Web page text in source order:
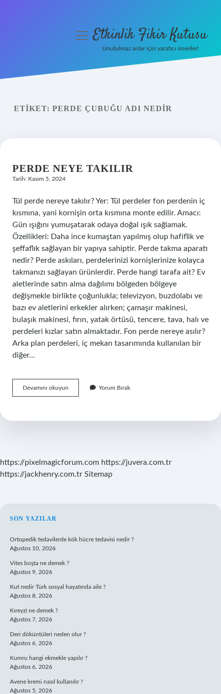
Yasal Uyarı
menüyüEtkinlik Fikir Kutusu
Unutulmaz anlar için yaratıcı öneriler!
ETIKET: PERDE ÇUBUĞU ADI NEDIR
PERDE NEYE TAKILIR
Tarih: Kasım 5, 2024
Tül perde nereye takılır? Yer: Tül perdeler fon perdenin iç
kısmına, yani kornişin orta kısmına monte edilir. Amacı:
Gün ışığını yumuşatarak odaya doğal ışık sağlamak.
Özellikleri: Daha ince kumaştan yapılmış olup hafiflik ve
şeffaflık sağlayan bir yapıya sahiptir. Perde takma aparatı
nedir? Perde askıları, perdelerinizi kornişlerinize kolayca
takmanızı sağlayan ürünlerdir. Perde hangi tarafa ait? Ev
aletlerinde satın alma dağılımı bölgeden bölgeye
değişmekle birlikte çoğunlukla; televizyon, buzdolabı ve
bazı ev aletlerini erkekler alırken; çamaşır makinesi,
bulaşık makinesi, fırın, yatak örtüsü, tencere, tava, halı ve
perdeleri kızlar satın almaktadır. Fon perde nereye asılır?
Arka plan perdeleri, iç mekan tasarımında kullanılan bir
diğer…
Devamını okuyun
Neye
Yorum Bırak
https://pixelmagicforum.com https://juvera.com.tr
https://jackhenry.com.tr Sitemap
SIDEBAR
SON YAZILAR
Ortopedik tedavilerde kök hücre tedavisi nedir ?
Ağustos 10, 2026
Vites boşta ne demek ?
Ağustos 9, 2026
Kut nedir Türk sosyal hayatında aile ?
Ağustos 8, 2026
Kıreyzi ne demek ?
Ağustos 7, 2026
Deri döküntüleri neden olur ?
Ağustos 6, 2026
Kumru hangi ekmekle yapılır ?
Ağustos 6, 2026
Avene kremi nasıl kullanılır ?
Ağustos 5, 2026